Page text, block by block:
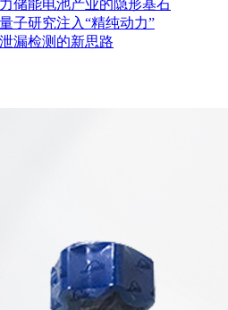
储能电池产业的隐形基石
子研究注入“精纯动力”
漏检测的新思路